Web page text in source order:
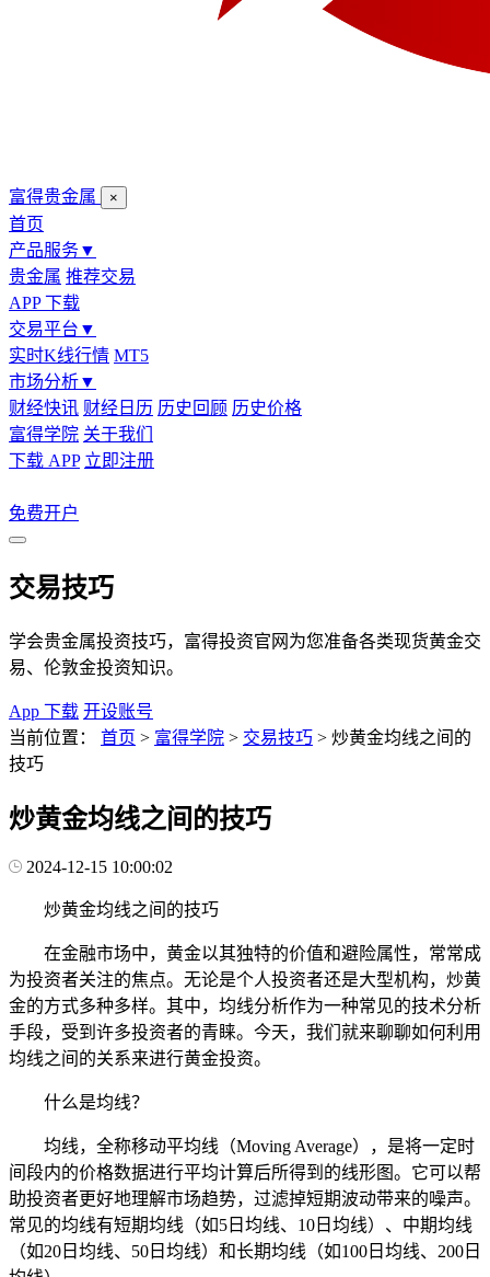
富得贵金属 ×
首页
产品服务▼
贵金属 推荐交易
APP 下载
交易平台 ▼
实时K线行情 MT5
市场分析▼
财经快讯 财经日历 历史回顾 历史价格
富得学院 关于我们
下载 APP 立即注册
免费开户
交易技巧
学会贵金属投资技巧，富得投资官网为您准备各类现货黄金交
易、伦敦金投资知识。
App 下载 开设账号
当前位置：
首页 > 富得学院 > 交易技巧 > 炒黄金均线之间的
技巧
炒黄金均线之间的技巧
2024-12-15 10:00:02
炒黄金均线之间的技巧
在金融市场中，黄金以其独特的价值和避险属性，常常成
为投资者关注的焦点。无论是个人投资者还是大型机构，炒黄
金的方式多种多样。其中，均线分析作为一种常见的技术分析
手段，受到许多投资者的青睐。今天，我们就来聊聊如何利用
均线之间的关系来进行黄金投资。
什么是均线？
均线，全称移动平均线（Moving Average），是将一定时
间段内的价格数据进行平均计算后所得到的线形图。它可以帮
助投资者更好地理解市场趋势，过滤掉短期波动带来的噪声。
常见的均线有短期均线（如5日均线、10日均线）、中期均线
（如20日均线、50日均线）和长期均线（如100日均线、200日